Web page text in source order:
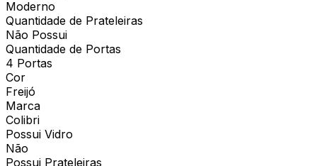
Moderno
Quantidade de Prateleiras
Não Possui
Quantidade de Portas
4 Portas
Cor
Freijó
Marca
Colibri
Possui Vidro
Não
Possui Prateleiras